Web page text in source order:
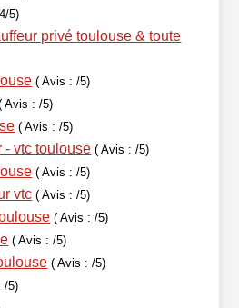
5)
privé toulouse & toute
( Avis : /5)
Avis : /5)
( Avis : /5)
- vtc toulouse ( Avis : /5)
( Avis : /5)
vtc ( Avis : /5)
( Avis : /5)
( Avis : /5)
( Avis : /5)
/5)